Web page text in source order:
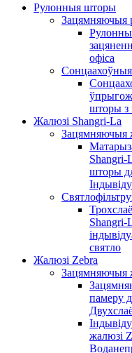
Рулонныя шторы
Зацямняючыя
офіса
шторы з
Жалюзі Shangri-La
Зацямняючыя
шторы
Shangri-
святло
Жалюзі Zebra
Зацямняючыя
памеру
жалюзі